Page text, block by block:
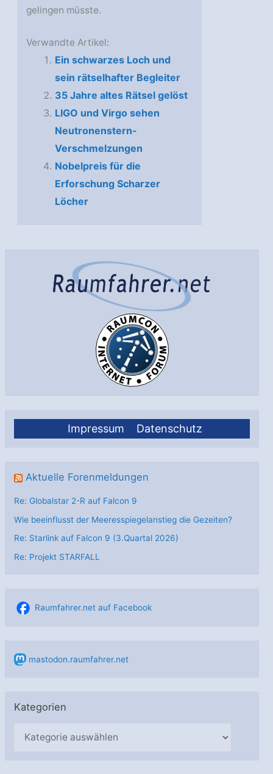
Impressum Datenschutz
Aktuelle Forenmeldungen
Re: Globalstar 2-R auf Falcon 9
Wie beeinflusst der Meeresspiegelanstieg die Gezeiten?
Re: Starlink auf Falcon 9 (3.Quartal 2026)
Re: Projekt STARFALL
Raumfahrer.net auf Facebook
mastodon.raumfahrer.net
Kategorien
gelingen müsste.
Verwandte Artikel:
Ein schwarzes Loch und
sein rätselhafter Begleiter
35 Jahre altes Rätsel gelöst
LIGO und Virgo sehen
Neutronenstern-
Verschmelzungen
Nobelpreis für die
Erforschung Scharzer
Löcher